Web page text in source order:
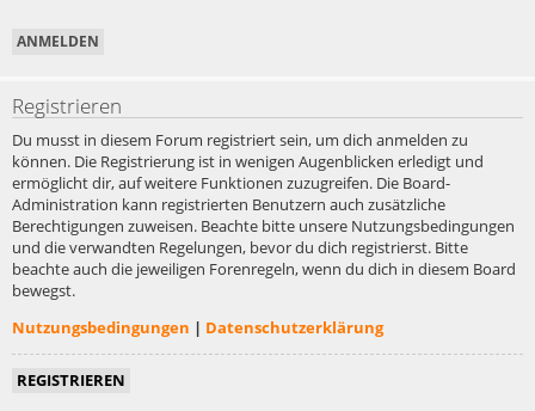
Registrieren
Du musst in diesem Forum registriert sein, um dich anmelden zu
können. Die Registrierung ist in wenigen Augenblicken erledigt und
ermöglicht dir, auf weitere Funktionen zuzugreifen. Die Board-
Administration kann registrierten Benutzern auch zusätzliche
Berechtigungen zuweisen. Beachte bitte unsere Nutzungsbedingungen
und die verwandten Regelungen, bevor du dich registrierst. Bitte
beachte auch die jeweiligen Forenregeln, wenn du dich in diesem Board
bewegst.
Nutzungsbedingungen | Datenschutzerklärung
REGISTRIEREN